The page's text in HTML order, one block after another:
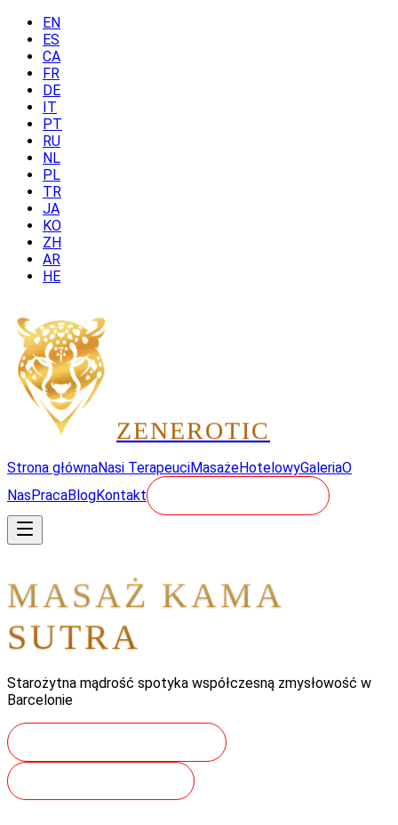
EN
ES
CA
FR
DE
IT
PT
RU
NL
PL
TR
JA
KO
ZH
AR
HE
ZENEROTIC
Strona głównaNasi TerapeuciMasażeHotelowyGaleriaO
NasPracaBlogKontakt
MASAŻ KAMA
SUTRA
Starożytna mądrość spotyka współczesną zmysłowość w
Barcelonie